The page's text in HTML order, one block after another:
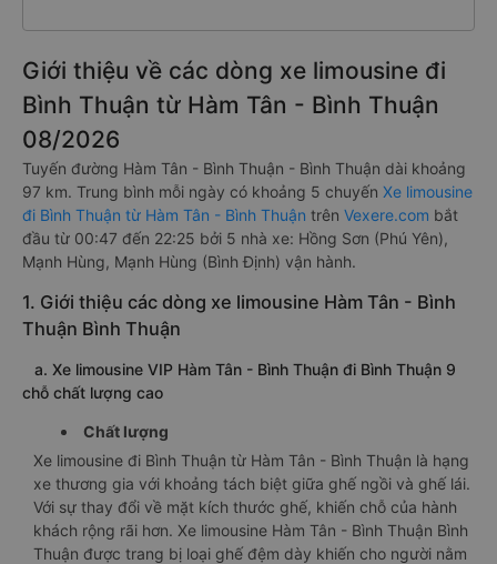
Giới thiệu về các dòng xe limousine đi
Bình Thuận từ Hàm Tân - Bình Thuận
08/2026
Tuyến đường Hàm Tân - Bình Thuận - Bình Thuận dài khoảng
97 km. Trung bình mỗi ngày có khoảng 5 chuyến Xe limousine
đi Bình Thuận từ Hàm Tân - Bình Thuận trên Vexere.com bắt
đầu từ 00:47 đến 22:25 bởi 5 nhà xe: Hồng Sơn (Phú Yên),
Mạnh Hùng, Mạnh Hùng (Bình Định) vận hành.
1. Giới thiệu các dòng xe limousine Hàm Tân - Bình
Thuận Bình Thuận
a. Xe limousine VIP Hàm Tân - Bình Thuận đi Bình Thuận 9
chỗ chất lượng cao
Chất lượng
Xe limousine đi Bình Thuận từ Hàm Tân - Bình Thuận là hạng
xe thương gia với khoảng tách biệt giữa ghế ngồi và ghế lái.
Với sự thay đổi về mặt kích thước ghế, khiến chỗ của hành
khách rộng rãi hơn. Xe limousine Hàm Tân - Bình Thuận Bình
Thuận được trang bị loại ghế đệm dày khiến cho người nằm